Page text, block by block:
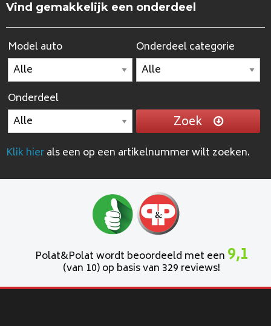
Vind gemakkelijk een onderdeel
Model auto Onderdeel categorie
Onderdeel
Zoek
Klik hierals een op een artikelnummer wilt zoeken.
Polat&Polat wordt beoordeeld met een 9,1
(van 10) op basis van 329 reviews!